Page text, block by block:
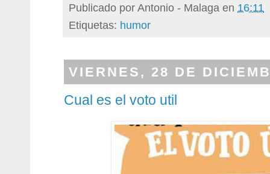
Publicado porAntonio - Malaga en 16:11
Etiquetas: humor
VIERNES, 28 DE
Cual es el voto util